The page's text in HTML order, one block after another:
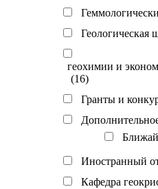
Геологическая
геохимии и
(16)
Гранты и
Иностранный
Кафедра